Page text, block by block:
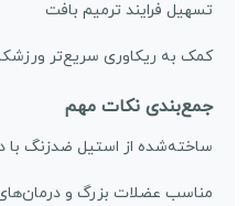
تسهیل فرایند ترمیم بافت
کمک به ریکاوری سریع‌تر
جمع‌بندی نکات مهم
ساخته‌شده از استیل ضدزنگ با
مناسب عضلات بزرگ و